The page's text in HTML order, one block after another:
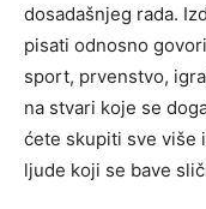
dosadašnjeg rada.
pisati odnosno
sport, prvenstvo,
na stvari koje se
ćete skupiti sve više
ljude koji se bave